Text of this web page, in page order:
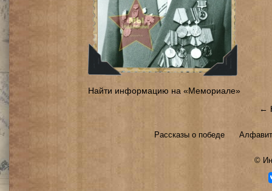
Найти информацию на «Мемориале»
←
Рассказы о победе
©